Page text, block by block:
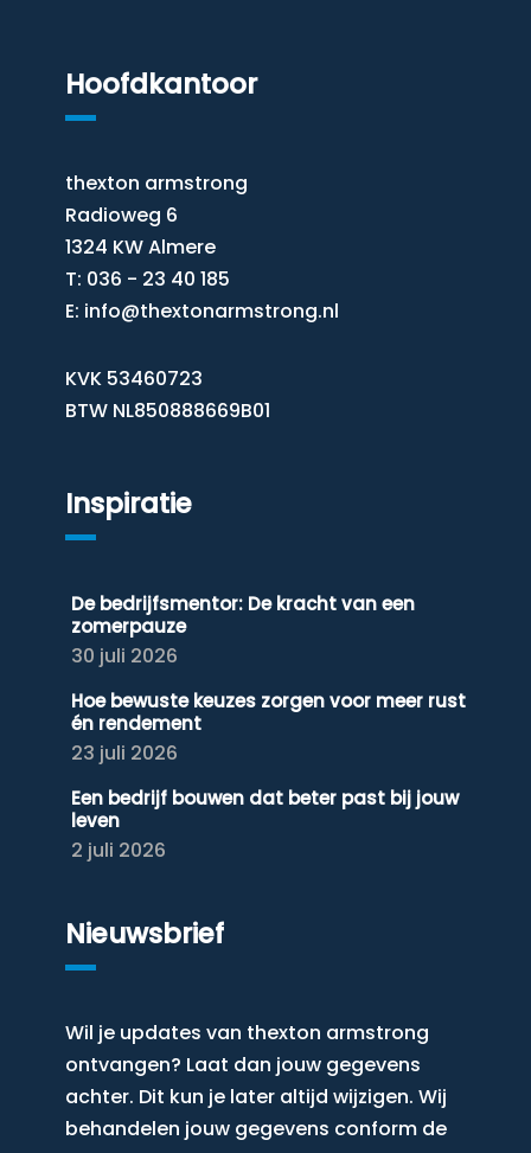
Hoofdkantoor
thexton armstrong
Radioweg 6
1324 KW Almere
T: 036 - 23 40 185
E: info@thextonarmstrong.nl
KVK 53460723
BTW NL850888669B01
Inspiratie
De bedrijfsmentor: De kracht van een
zomerpauze
30 juli 2026
Hoe bewuste keuzes zorgen voor meer rust
én rendement
23 juli 2026
Een bedrijf bouwen dat beter past bij jouw
leven
2 juli 2026
Nieuwsbrief
Wil je updates van thexton armstrong
ontvangen? Laat dan jouw gegevens
achter. Dit kun je later altijd wijzigen. Wij
behandelen jouw gegevens conform de